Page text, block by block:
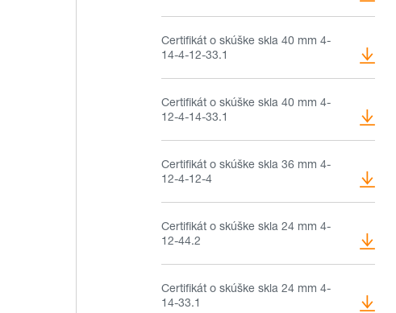
Certifikát o skúške skla 40 mm 4-
14-4-12-33.1
Certifikát o skúške skla 40 mm 4-
12-4-14-33.1
Certifikát o skúške skla 36 mm 4-
12-4-12-4
Certifikát o skúške skla 24 mm 4-
12-44.2
Certifikát o skúške skla 24 mm 4-
14-33.1